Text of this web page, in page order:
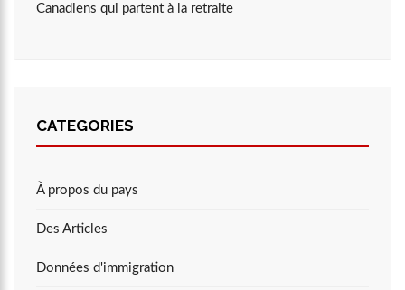
Canadiens qui partent à la retraite
CATEGORIES
À propos du pays
Des Articles
Données d'immigration